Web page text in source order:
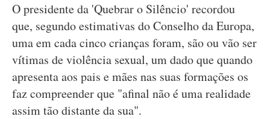
O presidente da 'Quebrar o Silêncio' recordou
que, segundo estimativas do Conselho da Europa,
uma em cada cinco crianças foram, são ou vão ser
vítimas de violência sexual, um dado que quando
apresenta aos pais e mães nas suas formações os
faz compreender que "afinal não é uma realidade
assim tão distante da sua".